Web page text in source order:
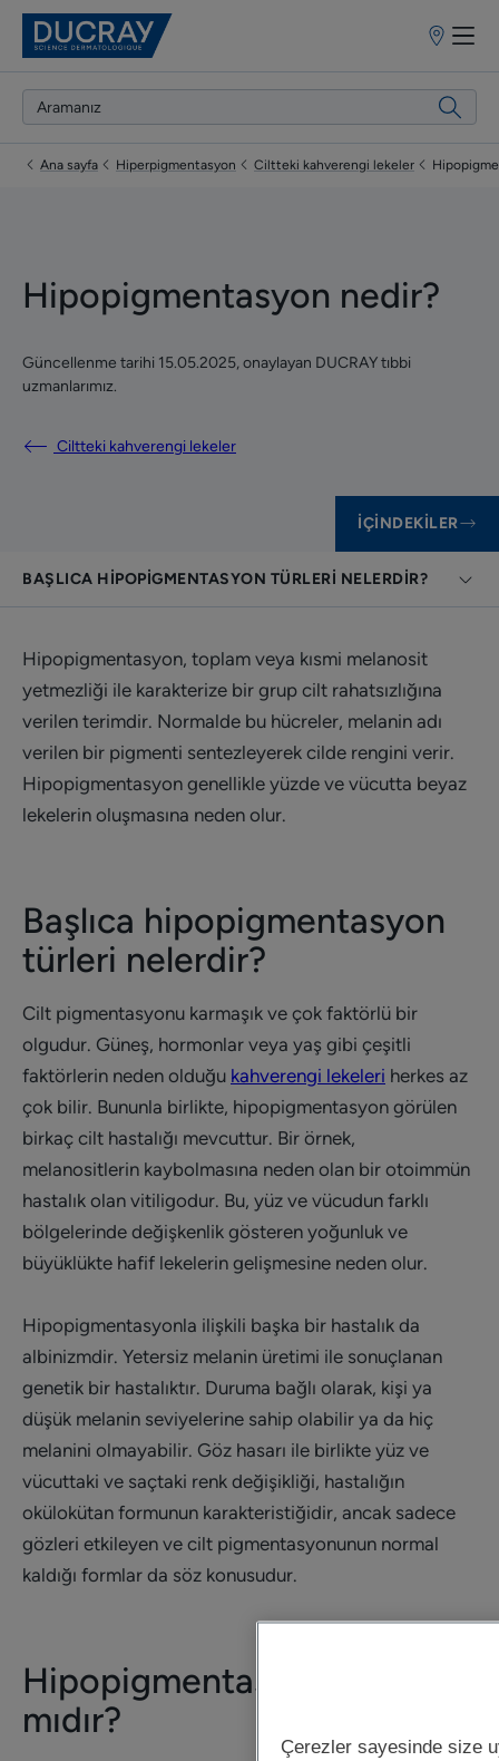
Satış
Ana sayfa Hiperpigmentasyon Ciltteki kahverengi lekeler
Hipopigmentasyon nedir?
Güncellenme tarihi 15.05.2025, onaylayan DUCRAY tıbbi
uzmanlarımız.
Ciltteki kahverengi lekeler
İÇINDEKILER
BAŞLICA HIPOPIGMENTASYON TÜRLERI NELERDIR?
Hipopigmentasyon, toplam veya kısmi melanosit
yetmezliği ile karakterize bir grup cilt rahatsızlığına
verilen terimdir. Normalde bu hücreler, melanin adı
verilen bir pigmenti sentezleyerek cilde rengini verir.
Hipopigmentasyon genellikle yüzde ve vücutta beyaz
lekelerin oluşmasına neden olur.
Başlıca hipopigmentasyon
türleri nelerdir?
Cilt pigmentasyonu karmaşık ve çok faktörlü bir
olgudur. Güneş, hormonlar veya yaş gibi çeşitli
faktörlerin neden olduğu kahverengi lekeleri herkes az
çok bilir. Bununla birlikte, hipopigmentasyon görülen
birkaç cilt hastalığı mevcuttur. Bir örnek,
melanositlerin kaybolmasına neden olan bir otoimmün
hastalık olan vitiligodur. Bu, yüz ve vücudun farklı
bölgelerinde değişkenlik gösteren yoğunluk ve
büyüklükte hafif lekelerin gelişmesine neden olur.
Hipopigmentasyonla ilişkili başka bir hastalık da
albinizmdir. Yetersiz melanin üretimi ile sonuçlanan
genetik bir hastalıktır. Duruma bağlı olarak, kişi ya
düşük melanin seviyelerine sahip olabilir ya da hiç
melanini olmayabilir. Göz hasarı ile birlikte yüz ve
vücuttaki ve saçtaki renk değişikliği, hastalığın
okülokütan formunun karakteristiğidir, ancak sadece
gözleri etkileyen ve cilt pigmentasyonunun normal
kaldığı formlar da söz konusudur.
Hipopigmentasyon bulaşıcı
mıdır?
Çerezler sayesinde size